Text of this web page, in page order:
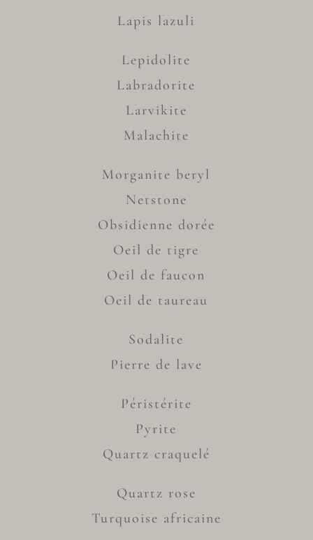
Lapis lazuli
Lepidolite
Labradorite
Larvikite
Malachite
Morganite beryl
Netstone
Obsidienne dorée
Oeil de tigre
Oeil de faucon
Oeil de taureau
Sodalite
Pierre de lave
Péristérite
Pyrite
Quartz craquelé
Quartz rose
Turquoise africaine